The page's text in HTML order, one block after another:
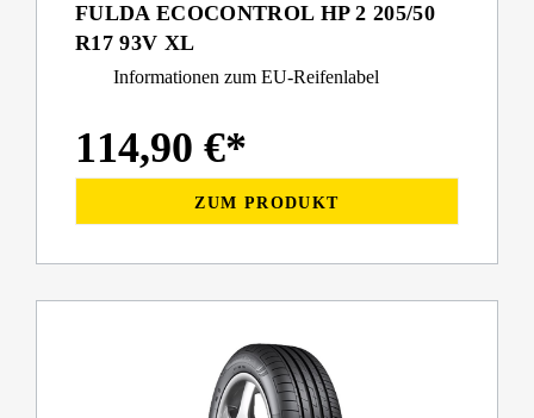
FULDA ECOCONTROL HP 2 205/50
R17 93V XL
Informationen zum EU-Reifenlabel
114,90 €*
ZUM PRODUKT